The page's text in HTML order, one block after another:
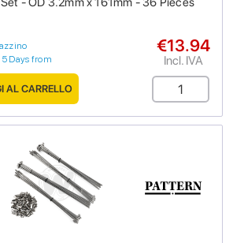
Days from
€13.94
Incl. IVA
AL CARRELLO